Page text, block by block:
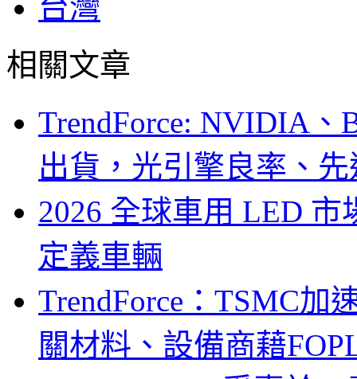
台灣
相關文章
TrendForce: NVIDIA、
出貨，光引擎良率、
2026 全球車用 LED
定義車輛
TrendForce：TSMC加
關材料、設備商藉